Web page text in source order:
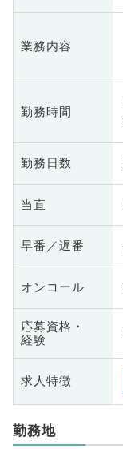
業務内容
勤務時間
勤務日数
当直
早番／遅番
オンコール
応募資格・
経験
求人特徴
勤務地